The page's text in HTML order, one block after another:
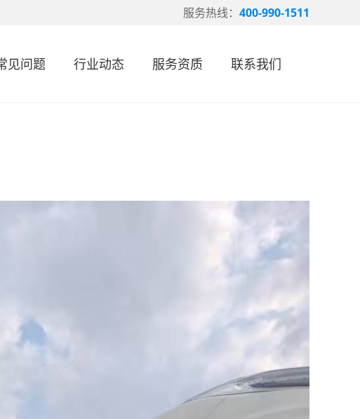
服务热线： 400-990-1511
见问题 行业动态 服务资质 联系我们